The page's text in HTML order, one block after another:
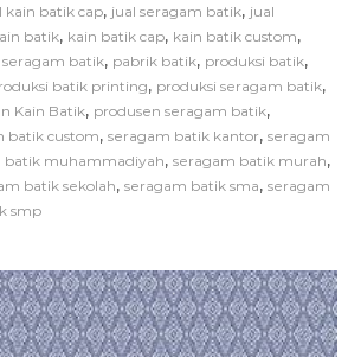
a
i
P
r
o
d
u
e
i
n
B
a
kain batik cap, jual seragam batik, jual
batik, kain batik cap, kain batik custom,
seragam batik, pabrik batik, produksi batik,
batik printing, produksi seragam batik,
Kain Batik, produsen seragam batik,
batik custom, seragam batik kantor, seragam
batik muhammadiyah, seragam batik murah,
batik sekolah, seragam batik sma, seragam
smp